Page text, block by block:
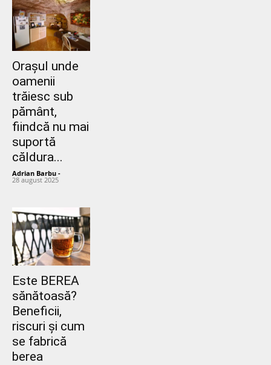
Orașul unde
oamenii
trăiesc sub
pământ,
fiindcă nu mai
suportă
căldura...
Adrian Barbu -
28 august 2025
Este BEREA
sănătoasă?
Beneficii,
riscuri și cum
se fabrică
berea